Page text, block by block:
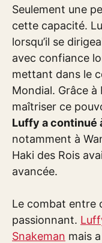
Seulement une
cette capacité.
lorsqu’il se
avec confiance
mettant dans le
Mondial. Grâce à
maîtriser ce
Luffy a continué
notamment à
Haki des Rois
avancée.
Le combat entre
passionnant.
Snakeman mais